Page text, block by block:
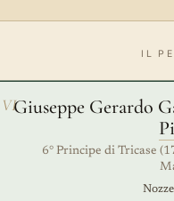
IL
VIGiuseppe Gerardo
6° Principe di Tricase